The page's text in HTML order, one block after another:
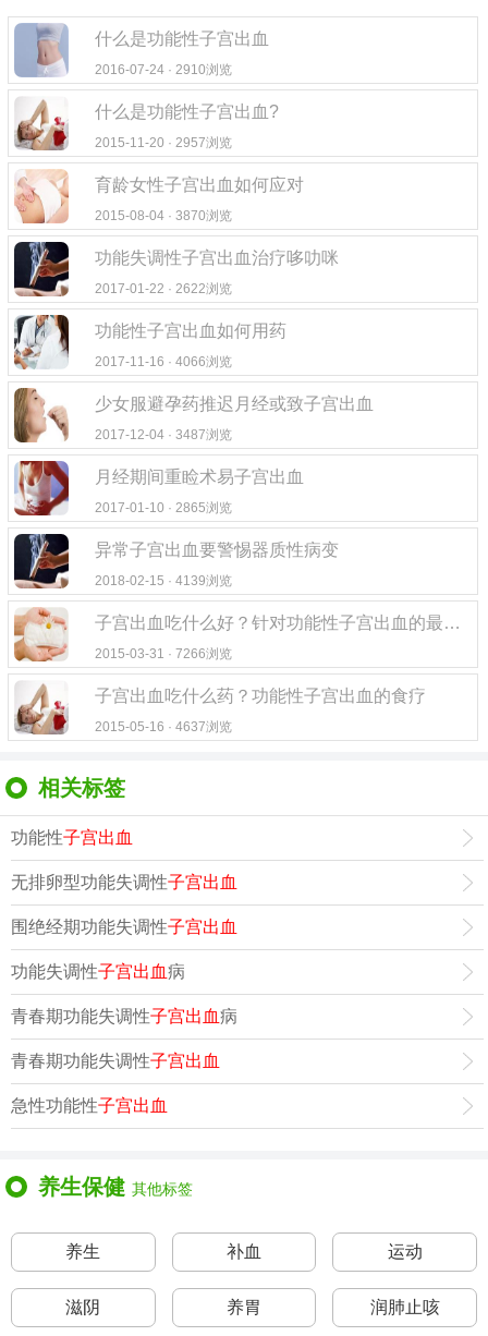
什么是功能性子宫出血
2016-07-24 · 2910浏览
什么是功能性子宫出血?
2015-11-20 · 2957浏览
育龄女性子宫出血如何应对
2015-08-04 · 3870浏览
功能失调性子宫出血治疗哆叻咪
2017-01-22 · 2622浏览
功能性子宫出血如何用药
2017-11-16 · 4066浏览
少女服避孕药推迟月经或致子宫出血
2017-12-04 · 3487浏览
月经期间重睑术易子宫出血
2017-01-10 · 2865浏览
异常子宫出血要警惕器质性病变
2018-02-15 · 4139浏览
子宫出血吃什么好？针对功能性子宫出血的最优食疗法
2015-03-31 · 7266浏览
子宫出血吃什么药？功能性子宫出血的食疗
2015-05-16 · 4637浏览
相关标签
功能性子宫出血
无排卵型功能失调性子宫出血
围绝经期功能失调性子宫出血
功能失调性子宫出血病
青春期功能失调性子宫出血病
青春期功能失调性子宫出血
急性功能性子宫出血
养生保健 其他标签
养生 补血 运动
滋阴 养胃 润肺止咳